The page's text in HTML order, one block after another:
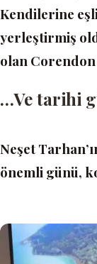
Kendilerine
yerleştirmiş
olan
…Ve tarihi
Neşet
önemli günü,